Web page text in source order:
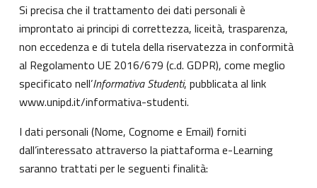
Si precisa che il trattamento dei dati personali è
improntato ai principi di correttezza, liceità, trasparenza,
non eccedenza e di tutela della riservatezza in conformità
al Regolamento UE 2016/679 (c.d. GDPR), come meglio
specificato nell’Informativa Studenti, pubblicata al link
www.unipd.it/informativa-studenti.
I dati personali (Nome, Cognome e Email) forniti
dall’interessato attraverso la piattaforma e-Learning
saranno trattati per le seguenti finalità: